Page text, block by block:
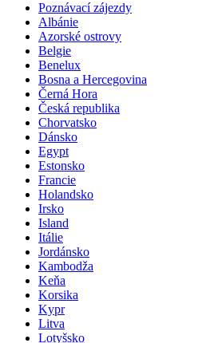
Poznávací zájezdy
Albánie
Azorské ostrovy
Belgie
Benelux
Bosna a Hercegovina
Černá Hora
Česká republika
Chorvatsko
Dánsko
Egypt
Estonsko
Francie
Holandsko
Irsko
Island
Itálie
Jordánsko
Kambodža
Keňa
Korsika
Kypr
Litva
Lotyšsko